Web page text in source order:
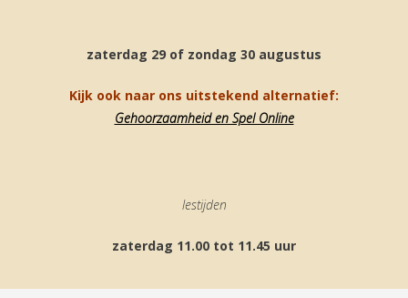
zaterdag 29 of zondag 30 augustus
Kijk ook naar ons uitstekend alternatief:
Gehoorzaamheid en Spel Online
lestijden
zaterdag 11.00 tot 11.45 uur